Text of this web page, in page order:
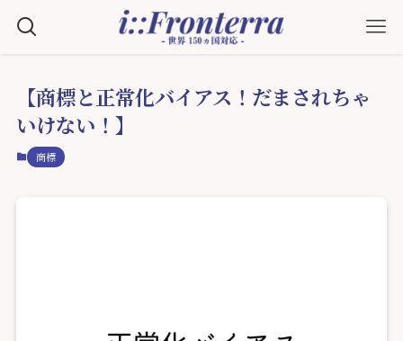
【商標と正常化バイアス！だまされちゃ
いけない！】
商標